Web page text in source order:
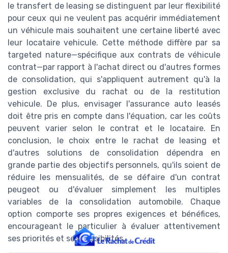
le transfert de leasing se distinguent par leur flexibilité
pour ceux qui ne veulent pas acquérir immédiatement
un véhicule mais souhaitent une certaine liberté avec
leur locataire vehicule. Cette méthode diffère par sa
targeted nature—spécifique aux contrats de véhicule
contrat—par rapport à l'achat direct ou d'autres formes
de consolidation, qui s'appliquent autrement qu'à la
gestion exclusive du rachat ou de la restitution
vehicule. De plus, envisager l'assurance auto leasés
doit être pris en compte dans l'équation, car les coûts
peuvent varier selon le contrat et le locataire. En
conclusion, le choix entre le rachat de leasing et
d'autres solutions de consolidation dépendra en
grande partie des objectifs personnels, qu'ils soient de
réduire les mensualités, de se défaire d'un contrat
peugeot ou d'évaluer simplement les multiples
variables de la consolidation automobile. Chaque
option comporte ses propres exigences et bénéfices,
encourageant le particulier à évaluer attentivement
ses priorités et ses possibilités.